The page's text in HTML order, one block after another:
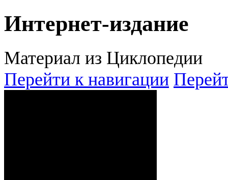
Интернет-издание
Материал из Циклопедии
Перейти к навигации